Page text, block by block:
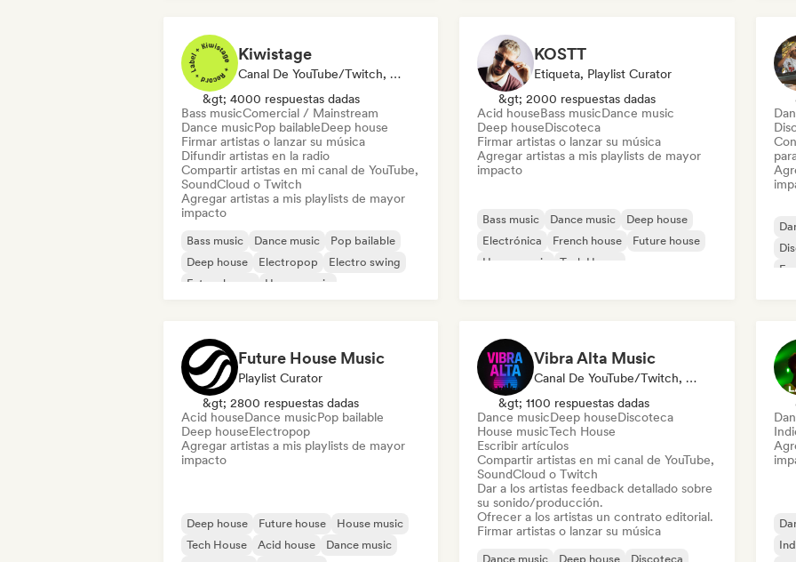
Kiwistage
Canal De YouTube/Twitch, Etiqueta, Playlist Curator, Emisoras De Radio
&gt; 4000 respuestas dadas
Bass musicComercial / Mainstream
Dance musicPop bailableDeep house
Firmar artistas o lanzar su música
Difundir artistas en la radio
Compartir artistas en mi canal de YouTube,
SoundCloud o Twitch
Agregar artistas a mis playlists de mayor
impacto
Bass music Dance music
Pop bailable
Deep house
Electropop
Electro swing
Future house
House music
KOSTT
Etiqueta, Playlist Curator
&gt; 2000 respuestas dadas
Acid houseBass musicDance music
Deep houseDiscoteca
Firmar artistas o lanzar su música
Agregar artistas a mis playlists de mayor
impacto
Bass music Dance music
Deep house
Electrónica
French house
Future house
House music
Tech House
Future House Music
Playlist Curator
&gt; 2800 respuestas dadas
Acid houseDance musicPop bailable
Deep houseElectropop
Agregar artistas a mis playlists de mayor
impacto
Deep house Future house
House music
Tech House
Acid house
Dance music
Vibra Alta Music
Canal De YouTube/Twitch, Etiqueta, Medios De Comunicación/Periodista, Editor, Experto En Sonido
&gt; 1100 respuestas dadas
Dance musicDeep houseDiscoteca
House musicTech House
Escribir artículos
Compartir artistas en mi canal de YouTube,
SoundCloud o Twitch
Dar a los artistas feedback detallado sobre
su sonido/producción.
Ofrecer a los artistas un contrato editorial.
Firmar artistas o lanzar su música
Dance music Deep house Discoteca